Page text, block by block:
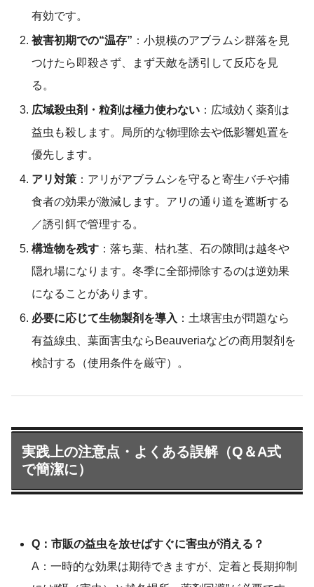
有効です。
被害初期での“温存” ：小規模のアブラムシ群落を見
つけたら即殺さず、まず天敵を誘引して反応を見
る。
広域殺虫剤・粒剤は極力使わない ：広域効く薬剤は
益虫も殺します。局所的な物理除去や低影響処置を
優先します。
アリ対策 ：アリがアブラムシを守ると寄生バチや捕
食者の効果が激減します。アリの通り道を遮断する
／誘引餌で管理する。
構造物を残す ：落ち葉、枯れ茎、石の隙間は越冬や
隠れ場になります。冬季に全部掃除するのは逆効果
になることがあります。
必要に応じて生物製剤を導入 ：土壌害虫が問題なら
有益線虫、葉面害虫ならBeauveriaなどの商用製剤を
検討する（使用条件を厳守）。
実践上の注意点・よくある誤解（Q＆A式
で簡潔に）
Q：市販の益虫を放せばすぐに害虫が消える？
A：一時的な効果は期待できますが、定着と長期抑制